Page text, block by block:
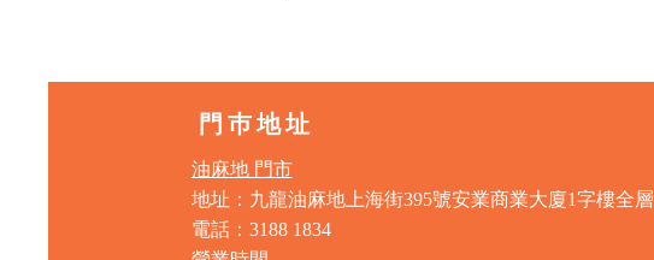
門巿地址
油麻地 門市
地址：九龍油麻地上海街395號安業商業大廈1字樓全層
電話：3188 1834